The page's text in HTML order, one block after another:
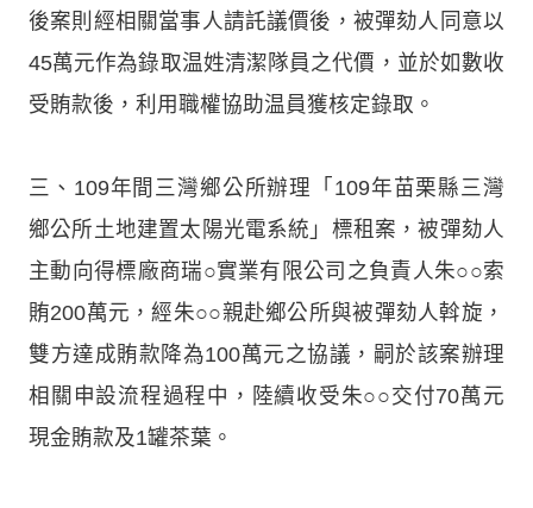
後案則經相關當事人請託議價後，被彈劾人同意以
45萬元作為錄取温姓清潔隊員之代價，並於如數收
受賄款後，利用職權協助温員獲核定錄取。
三、109年間三灣鄉公所辦理「109年苗栗縣三灣
鄉公所土地建置太陽光電系統」標租案，被彈劾人
主動向得標廠商瑞○實業有限公司之負責人朱○○索
賄200萬元，經朱○○親赴鄉公所與被彈劾人斡旋，
雙方達成賄款降為100萬元之協議，嗣於該案辦理
相關申設流程過程中，陸續收受朱○○交付70萬元
現金賄款及1罐茶葉。